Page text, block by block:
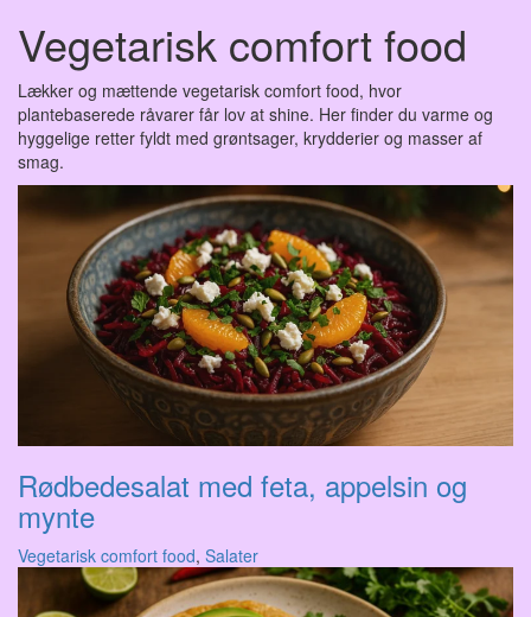
Vegetarisk comfort food
Lækker og mættende vegetarisk comfort food, hvor
plantebaserede råvarer får lov at shine. Her finder du varme og
hyggelige retter fyldt med grøntsager, krydderier og masser af
smag.
Rødbedesalat med feta, appelsin og
mynte
Vegetarisk comfort food, Salater